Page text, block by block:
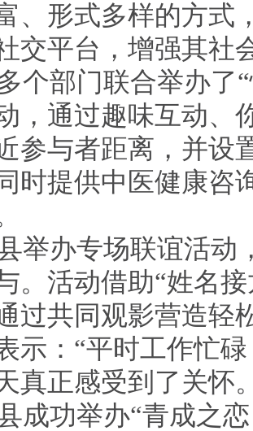
、形式多样的方式
交平台，增强其社
个部门联合举办了
，通过趣味互动、
参与者距离，并设
时提供中医健康咨
举办专场联谊活动
。活动借助“姓名
过共同观影营造轻
示：“平时工作忙
真正感受到了关怀
成功举办“青成之